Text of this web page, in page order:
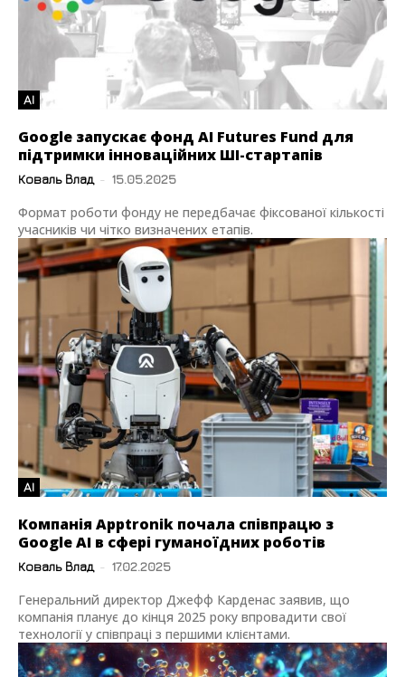
AI
Google запускає фонд AI Futures Fund для
підтримки інноваційних ШІ-стартапів
Коваль Влад - 15.05.2025
Формат роботи фонду не передбачає фіксованої кількості
учасників чи чітко визначених етапів.
AI
Компанія Apptronik почала співпрацю з
Google AI в сфері гуманоїдних роботів
Коваль Влад - 17.02.2025
Генеральний директор Джефф Карденас заявив, що
компанія планує до кінця 2025 року впровадити свої
технології у співпраці з першими клієнтами.